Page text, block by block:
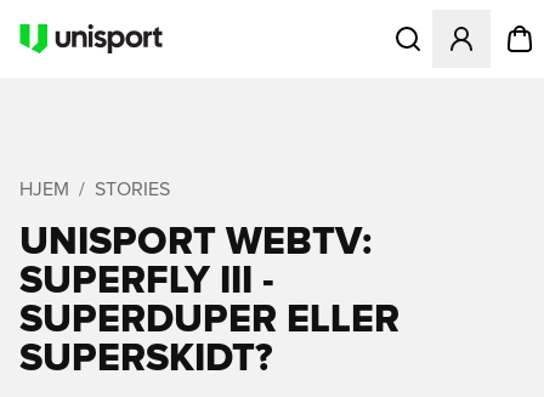
Åbner en Modal
HJEM STORIES
UNISPORT WEBTV:
SUPERFLY III -
SUPERDUPER ELLER
SUPERSKIDT?